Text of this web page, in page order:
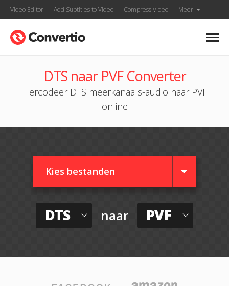
Video Editor Add Subtitles to Video Compress Video Meer
DTS naar PVF Converter
Hercodeer DTS meerkanaals-audio naar PVF
online
Kies bestanden
DTS naar PVF